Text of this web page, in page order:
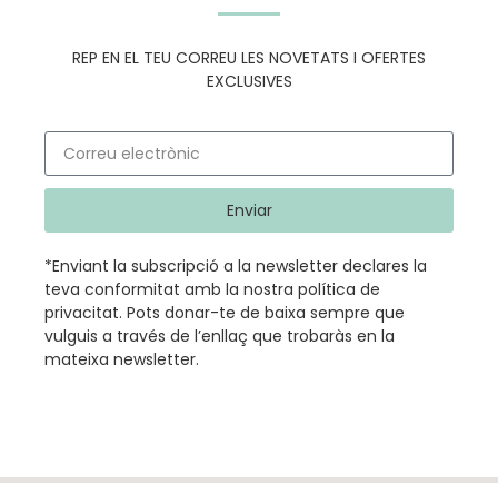
REP EN EL TEU CORREU LES NOVETATS I OFERTES
EXCLUSIVES
Enviar
*Enviant la subscripció a la newsletter declares la
teva conformitat amb la nostra política de
privacitat. Pots donar-te de baixa sempre que
vulguis a través de l’enllaç que trobaràs en la
mateixa newsletter.